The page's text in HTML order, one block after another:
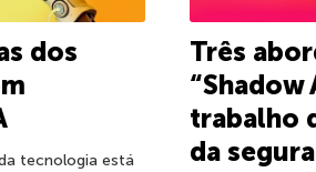
dos
tecnologia está
Três
“Shadow
trabalho
da